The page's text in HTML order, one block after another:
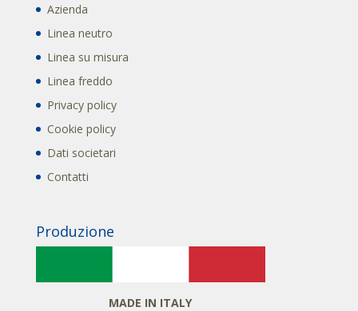
Azienda
Linea neutro
Linea su misura
Linea freddo
Privacy policy
Cookie policy
Dati societari
Contatti
Produzione
MADE IN ITALY